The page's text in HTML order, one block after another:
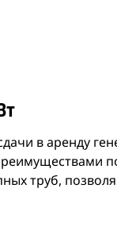
в аренду
труб,